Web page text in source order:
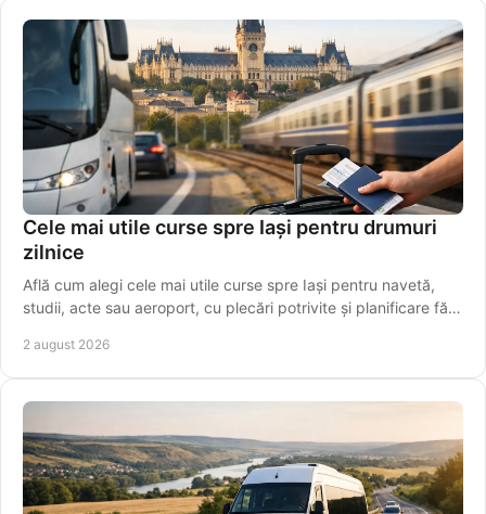
Cele mai utile curse spre Iași pentru drumuri
zilnice
Află cum alegi cele mai utile curse spre Iași pentru navetă,
studii, acte sau aeroport, cu plecări potrivite și planificare fără
2 august 2026